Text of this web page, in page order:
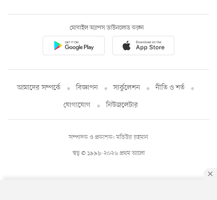
মোবাইল অ্যাপস ডাউনলোড করুন
আমাদের সম্পর্কে বিজ্ঞাপন সার্কুলেশন
নীতি ও শর্ত
যোগাযোগ
নিউজলেটার
স্বত্ব © ১৯৯৮-২০২৬ প্রথম আলো
সম্পাদক ও প্রকাশক: মতিউর রহমান